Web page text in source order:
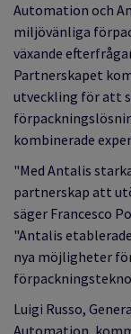
Automation och
miljövänliga
växande
Partnerskapet
utveckling för att
kombinerade
"Med Antalis
partnerskap att
säger Francesco
"Antalis
nya möjligheter
Luigi Russo,